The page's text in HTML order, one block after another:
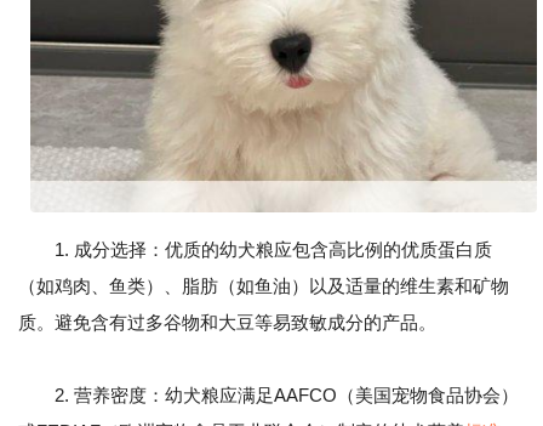
1. 成分选择：优质的幼犬粮应包含高比例的优质蛋白质
（如鸡肉、鱼类）、脂肪（如鱼油）以及适量的维生素和矿物
质。避免含有过多谷物和大豆等易致敏成分的产品。
2. 营养密度：幼犬粮应满足AAFCO（美国宠物食品协会）